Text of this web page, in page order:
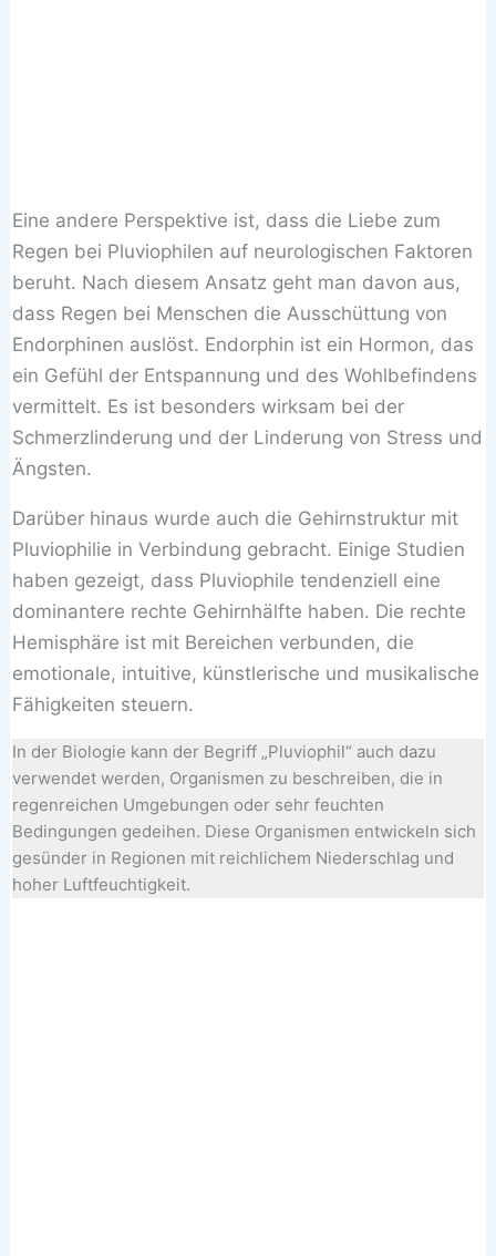
Eine andere Perspektive ist, dass die Liebe zum
Regen bei Pluviophilen auf neurologischen Faktoren
beruht. Nach diesem Ansatz geht man davon aus,
dass Regen bei Menschen die Ausschüttung von
Endorphinen auslöst. Endorphin ist ein Hormon, das
ein Gefühl der Entspannung und des Wohlbefindens
vermittelt. Es ist besonders wirksam bei der
Schmerzlinderung und der Linderung von Stress und
Ängsten.
Darüber hinaus wurde auch die Gehirnstruktur mit
Pluviophilie in Verbindung gebracht. Einige Studien
haben gezeigt, dass Pluviophile tendenziell eine
dominantere rechte Gehirnhälfte haben. Die rechte
Hemisphäre ist mit Bereichen verbunden, die
emotionale, intuitive, künstlerische und musikalische
Fähigkeiten steuern.
In der Biologie kann der Begriff „Pluviophil“ auch dazu
verwendet werden, Organismen zu beschreiben, die in
regenreichen Umgebungen oder sehr feuchten
Bedingungen gedeihen. Diese Organismen entwickeln sich
gesünder in Regionen mit reichlichem Niederschlag und
hoher Luftfeuchtigkeit.